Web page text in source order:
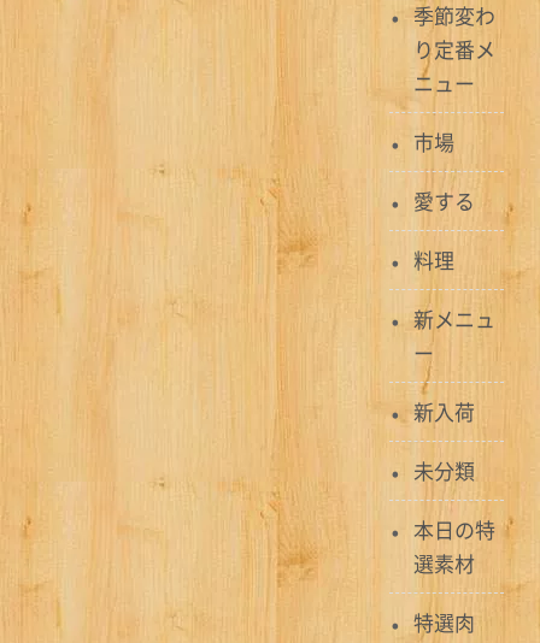
季節変わ
り定番メ
ニュー
市場
愛する
料理
新メニュ
ー
新入荷
未分類
本日の特
選素材
特選肉